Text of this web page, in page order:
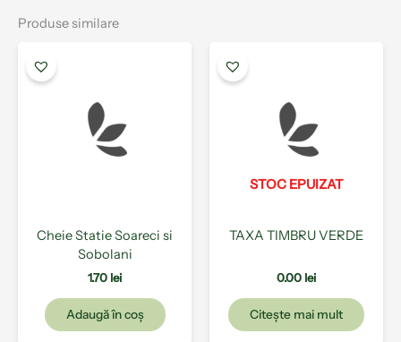
Produse similare
Cheie Statie Soareci si
Sobolani
1.70 lei
Adaugă în coș
STOC EPUIZAT
TAXA TIMBRU VERDE
0.00 lei
Citește mai mult